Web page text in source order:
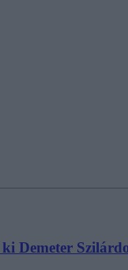
Demeter